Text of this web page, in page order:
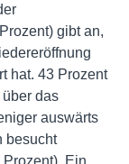
gibt an,
hat. 43 Prozent
das
auswärts
besucht
Ein